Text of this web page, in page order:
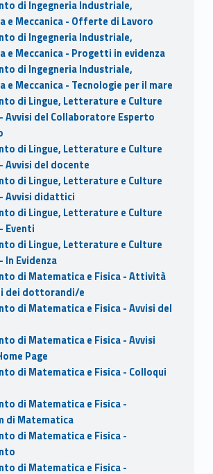
di Ingegneria Industriale,
e Meccanica - Offerte di Lavoro
di Ingegneria Industriale,
e Meccanica - Progetti in evidenza
di Ingegneria Industriale,
e Meccanica - Tecnologie per il mare
di Lingue, Letterature e Culture
Avvisi del Collaboratore Esperto
di Lingue, Letterature e Culture
Avvisi del docente
di Lingue, Letterature e Culture
Avvisi didattici
di Lingue, Letterature e Culture
Eventi
di Lingue, Letterature e Culture
In Evidenza
di Matematica e Fisica - Attività
dei dottorandi/e
di Matematica e Fisica - Avvisi del
di Matematica e Fisica - Avvisi
Page
di Matematica e Fisica - Colloqui
di Matematica e Fisica -
di Matematica
di Matematica e Fisica -
di Matematica e Fisica -